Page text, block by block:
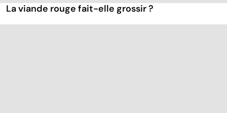
La viande rouge fait-elle grossir ?